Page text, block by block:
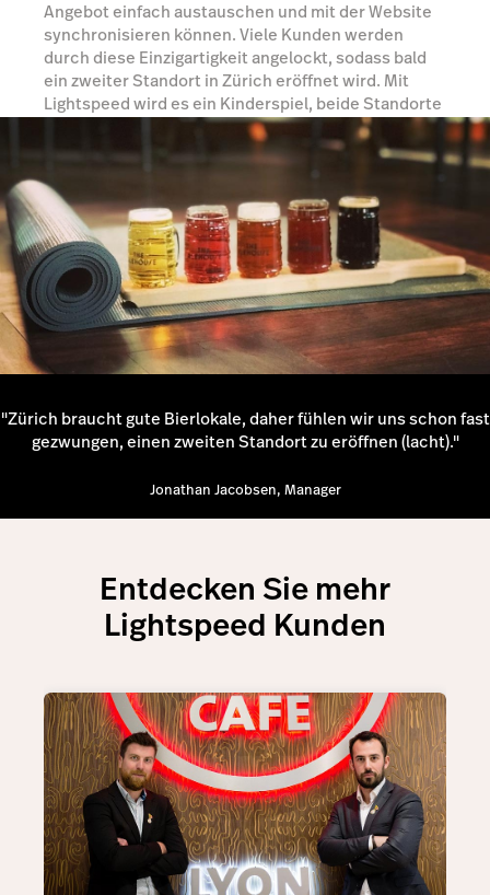
Angebot einfach austauschen und mit der Website
synchronisieren können. Viele Kunden werden
durch diese Einzigartigkeit angelockt, sodass bald
ein zweiter Standort in Zürich eröffnet wird. Mit
Lightspeed wird es ein Kinderspiel, beide Standorte
zu verbinden und problemlos zu verwalten.
Mehr erfahren
"Zürich braucht gute Bierlokale, daher fühlen wir uns schon fast
gezwungen, einen zweiten Standort zu eröffnen (lacht)."
Jonathan Jacobsen, Manager
Entdecken Sie mehr
Lightspeed Kunden